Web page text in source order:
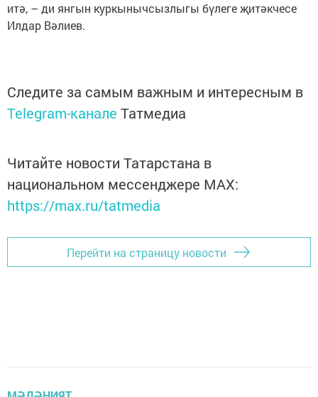
итә, – ди янгын куркынычсызлыгы бүлеге җитәкчесе
Илдар Вәлиев.
Следите за самым важным и интересным в
Telegram-канале Татмедиа
Читайте новости Татарстана в
национальном мессенджере MАХ:
https://max.ru/tatmedia
Перейти на страницу новости